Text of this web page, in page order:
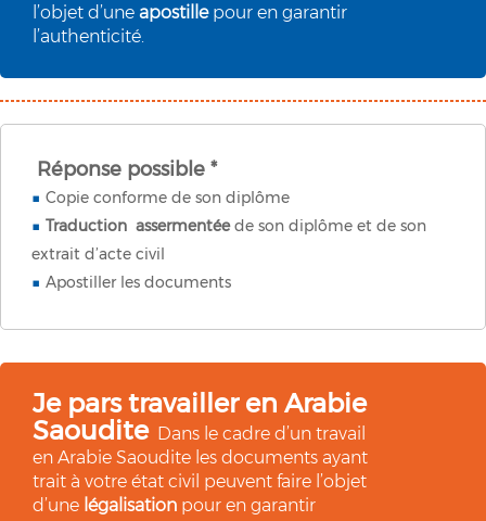
l’objet d’une apostillepour en garantir
l’authenticité.
Réponse possible *
Copie conforme de son diplôme
Traduction assermentéede son diplôme et de son
extrait d’acte civil
Apostiller les documents
Je pars travailler en Arabie
Saoudite Dans le cadre d’un travail
en Arabie Saoudite les documents ayant
trait à votre état civil peuvent faire l’objet
d’une légalisation pour en garantir